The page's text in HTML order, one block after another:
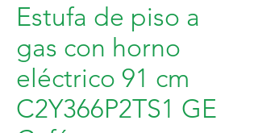
Estufa de piso a
gas con horno
eléctrico 91 cm
C2Y366P2TS1 GE